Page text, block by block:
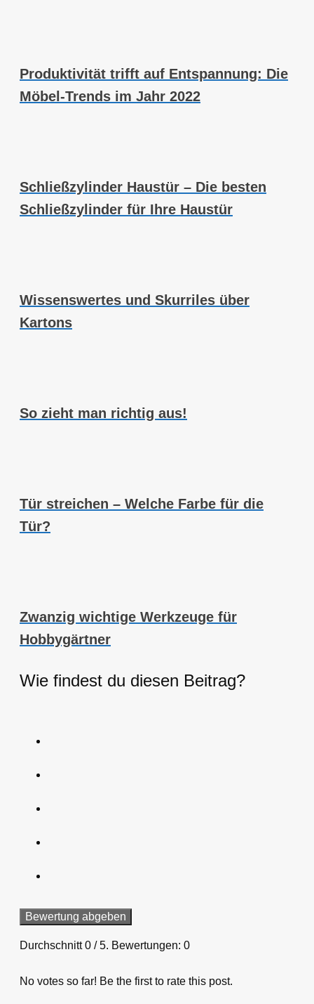
Produktivität trifft auf Entspannung: Die
Möbel-Trends im Jahr 2022
Schließzylinder Haustür – Die besten
Schließzylinder für Ihre Haustür
Wissenswertes und Skurriles über
Kartons
So zieht man richtig aus!
Tür streichen – Welche Farbe für die
Tür?
Zwanzig wichtige Werkzeuge für
Hobbygärtner
Wie findest du diesen Beitrag?
Bewertung abgeben
Durchschnitt0 / 5. Bewertungen: 0
No votes so far! Be the first to rate this post.